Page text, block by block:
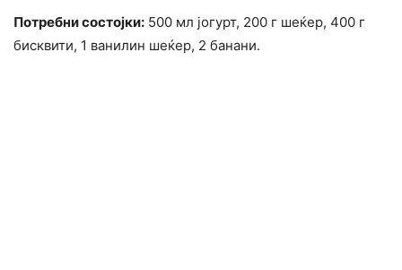
Потребни состојки: 500 мл јогурт, 200 г шеќер, 400 г
бисквити, 1 ванилин шеќер, 2 банани.